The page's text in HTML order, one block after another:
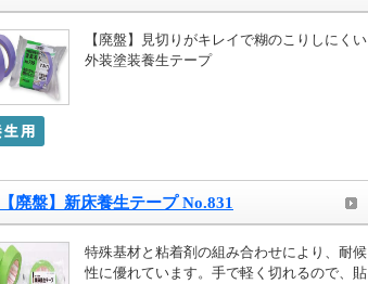
【廃盤】見切りがキレイで糊のこりしにくい
外装塗装養生テープ
【廃盤】新床養生テープ No.831
特殊基材と粘着剤の組み合わせにより、耐候
性に優れています。手で軽く切れるので、貼